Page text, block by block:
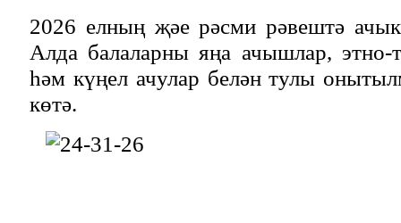
2026 елның җәе рәсми рәвештә
Алда балаларны яңа ачышлар, этно-
һәм күңел ачулар белән тулы
көтә.